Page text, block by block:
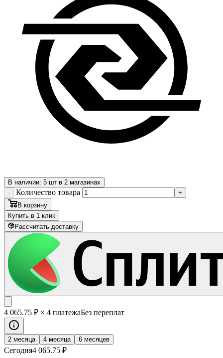
В наличии: 5 шт в 2 магазинах
-
Количество товара
+
В корзину
Купить в 1 клик
Рассчитать доставку
4 065.75 ₽ × 4 платежаБез переплат
2 месяца 4 месяца 6 месяцев
Сегодня4 065.75 ₽